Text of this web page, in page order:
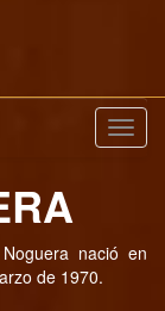
nació en
de 1970.